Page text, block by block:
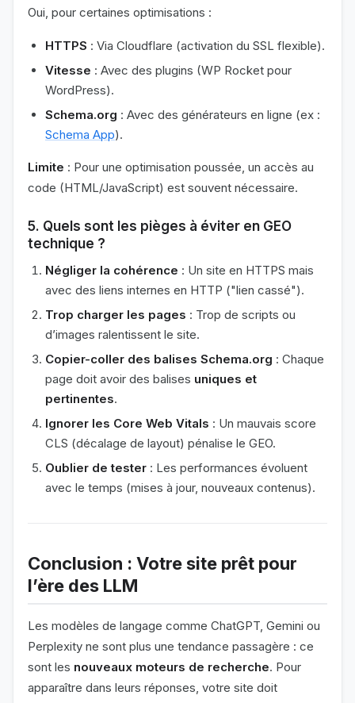
Oui, pour certaines optimisations :
HTTPS : Via Cloudflare (activation du SSL flexible).
Vitesse : Avec des plugins (WP Rocket pour
WordPress).
Schema.org : Avec des générateurs en ligne (ex :
Schema App).
Limite : Pour une optimisation poussée, un accès au
code (HTML/JavaScript) est souvent nécessaire.
5. Quels sont les pièges à éviter en GEO
technique ?
Négliger la cohérence : Un site en HTTPS mais
avec des liens internes en HTTP ("lien cassé").
Trop charger les pages : Trop de scripts ou
d’images ralentissent le site.
Copier-coller des balises Schema.org : Chaque
page doit avoir des balises uniques et
pertinentes.
Ignorer les Core Web Vitals : Un mauvais score
CLS (décalage de layout) pénalise le GEO.
Oublier de tester : Les performances évoluent
avec le temps (mises à jour, nouveaux contenus).
Conclusion : Votre site prêt pour
l’ère des LLM
Les modèles de langage comme ChatGPT, Gemini ou
Perplexity ne sont plus une tendance passagère : ce
sont les nouveaux moteurs de recherche. Pour
apparaître dans leurs réponses, votre site doit